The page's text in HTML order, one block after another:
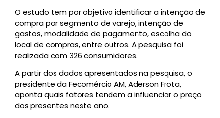
O estudo tem por objetivo identificar a intenção de
compra por segmento de varejo, intenção de
gastos, modalidade de pagamento, escolha do
local de compras, entre outros. A pesquisa foi
realizada com 326 consumidores.
A partir dos dados apresentados na pesquisa, o
presidente da Fecomércio AM, Aderson Frota,
aponta quais fatores tendem a influenciar o preço
dos presentes neste ano.